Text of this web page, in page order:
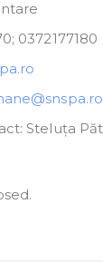
0372177180
Steluța